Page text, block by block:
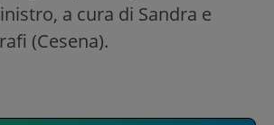
a cura di Sandra e
(Cesena).